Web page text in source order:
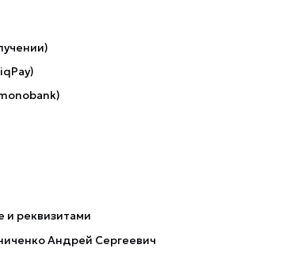
и реквизитами
Андрей Сергеевич